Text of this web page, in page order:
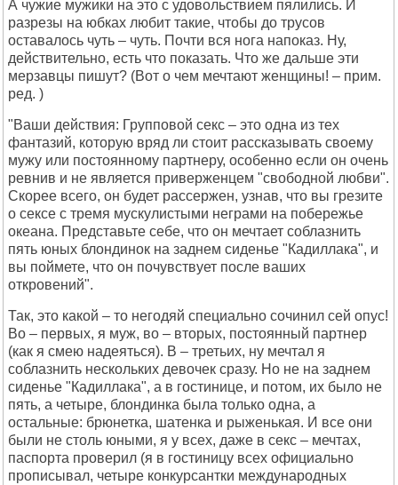
А чужие мужики на это с удовольствием пялились. И
разрезы на юбках любит такие, чтобы до трусов
оставалось чуть – чуть. Почти вся нога напоказ. Ну,
действительно, есть что показать. Что же дальше эти
мерзавцы пишут? (Вот о чем мечтают женщины! – прим.
ред. )
"Ваши действия: Групповой секс – это одна из тех
фантазий, которую вряд ли стоит рассказывать своему
мужу или постоянному партнеру, особенно если он очень
ревнив и не является приверженцем "свободной любви".
Скорее всего, он будет рассержен, узнав, что вы грезите
о сексе с тремя мускулистыми неграми на побережье
океана. Представьте себе, что он мечтает соблазнить
пять юных блондинок на заднем сиденье "Кадиллака", и
вы поймете, что он почувствует после ваших
откровений".
Так, это какой – то негодяй специально сочинил сей опус!
Во – первых, я муж, во – вторых, постоянный партнер
(как я смею надеяться). В – третьих, ну мечтал я
соблазнить нескольких девочек сразу. Но не на заднем
сиденье "Кадиллака", а в гостинице, и потом, их было не
пять, а четыре, блондинка была только одна, а
остальные: брюнетка, шатенка и рыженькая. И все они
были не столь юными, я у всех, даже в секс – мечтах,
паспорта проверил (я в гостиницу всех официально
прописывал, четыре конкурсантки международных